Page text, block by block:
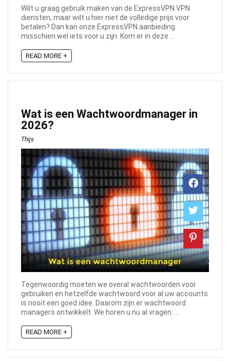
Wilt u graag gebruik maken van de ExpressVPN VPN
diensten, maar wilt u hier niet de volledige prijs voor
betalen? Dan kan onze ExpressVPN aanbieding
misschien wel iets voor u zijn. Kom er in deze ...
READ MORE +
Wat is een Wachtwoordmanager in
2026?
Thijs
Tegenwoordig moeten we overal wachtwoorden voor
gebruiken en hetzelfde wachtwoord voor al uw accounts
is nooit een goed idee. Daarom zijn er wachtwoord
managers ontwikkelt. We horen u nu al vragen: ...
READ MORE +